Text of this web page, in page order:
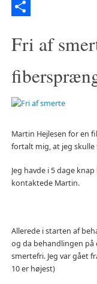
Email
Fri af
Martin Hejlesen for en
fortalt mig, at jeg skulle
Jeg havde i 5 dage
kontaktede Martin.
Allerede i starten af
og da behandlingen på
smertefri. Jeg var gået
10 er højest)